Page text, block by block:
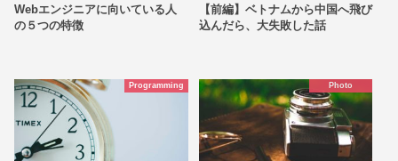
Webエンジニアに向いている人
の５つの特徴
【前編】ベトナムから中国へ飛び
込んだら、大失敗した話
Programming Photo